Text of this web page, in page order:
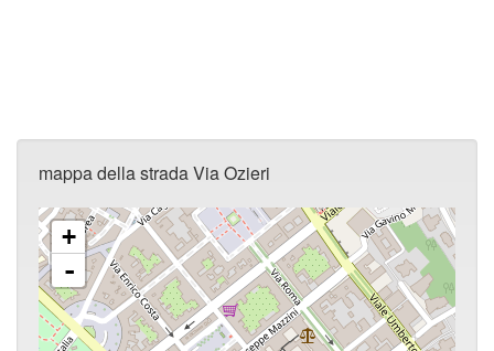
mappa della strada Via Ozieri
+
-